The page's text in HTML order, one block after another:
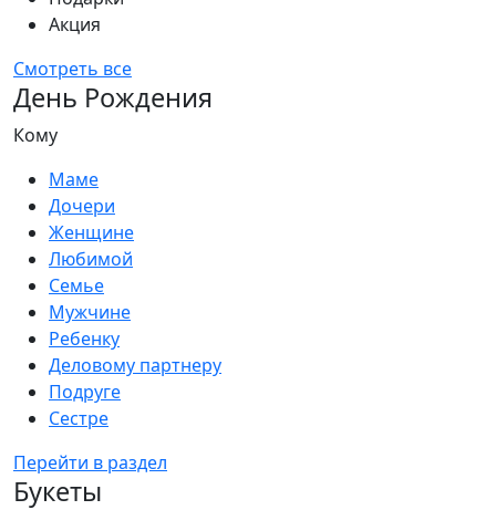
Акция
Смотреть все
День Рождения
Кому
Маме
Дочери
Женщине
Любимой
Семье
Мужчине
Ребенку
Деловому партнеру
Подруге
Сестре
Перейти в раздел
Букеты